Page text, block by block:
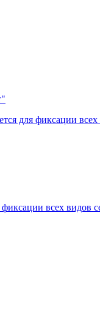
для фиксации
всех видов